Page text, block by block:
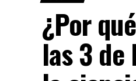
¿Por
las 3 de